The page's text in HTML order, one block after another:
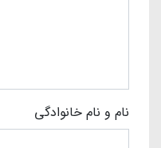
نام و نام خانوادگی